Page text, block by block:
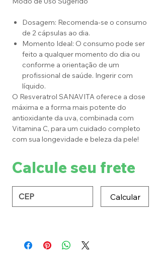
Dosagem: Recomenda-se o consumo
de 2 cápsulas ao dia.
Momento Ideal: O consumo pode ser
feito a qualquer momento do dia ou
conforme a orientação de um
profissional de saúde. Ingerir com
líquido.
O Resveratrol SANAVITA oferece a dose
máxima e a forma mais potente do
antioxidante da uva, combinada com
Vitamina C, para um cuidado completo
com sua longevidade e beleza da pele!
Calcule seu frete
Calcular